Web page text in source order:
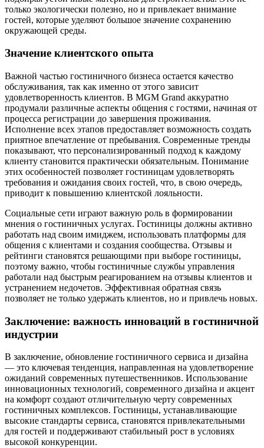
только экологически полезно, но и привлекает внимание
гостей, которые уделяют большое значение сохранению
окружающей среды.
Значение клиентского опыта
Важной частью гостиничного бизнеса остается качество
обслуживания, так как именно от этого зависит
удовлетворенность клиентов. В MGM Grand аккуратно
продумали различные аспекты общения с гостями, начиная от
процесса регистрации до завершения проживания.
Исполнение всех этапов предоставляет возможность создать
приятное впечатление от пребывания. Современные тренды
показывают, что персонализированный подход к каждому
клиенту становится практически обязательным. Понимание
этих особенностей позволяет гостиницам удовлетворять
требования и ожидания своих гостей, что, в свою очередь,
приводит к повышению клиентской лояльности.
Социальные сети играют важную роль в формировании
мнения о гостиничных услугах. Гостиницы должны активно
работать над своим имиджем, использовать платформы для
общения с клиентами и создания сообщества. Отзывы и
рейтинги становятся решающими при выборе гостиницы,
поэтому важно, чтобы гостиничные службы управления
работали над быстрым реагированием на отзывы клиентов и
устранением недочетов. Эффективная обратная связь
позволяет не только удержать клиентов, но и привлечь новых.
Заключение: важность инноваций в гостиничной
индустрии
В заключение, обновление гостиничного сервиса и дизайна
— это ключевая тенденция, направленная на удовлетворение
ожиданий современных путешественников. Использование
инновационных технологий, современного дизайна и акцент
на комфорт создают отличительную черту современных
гостиничных комплексов. Гостиницы, устанавливающие
высокие стандарты сервиса, становятся привлекательными
для гостей и поддерживают стабильный рост в условиях
высокой конкуренции.